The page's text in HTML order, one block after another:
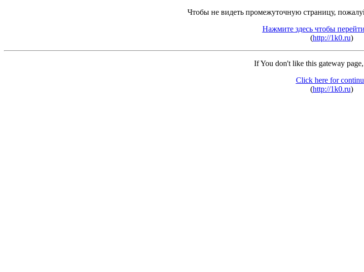
Чтобы не видеть промежуточную страницу,
Нажмите здесь чтобы
(http://1k0.ru)
If You don't like this gateway page,
Click here for
(http://1k0.ru)